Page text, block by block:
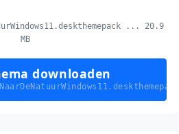
... 20.9
MB
downloaden